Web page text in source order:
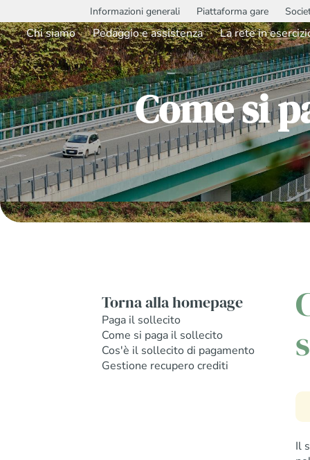
Informazioni generali Piattaforma gare
Chi siamo Pedaggio e assistenza La rete in
Come si
Torna alla homepage
Paga il sollecito
Come si paga il sollecito
Cos'è il sollecito di pagamento
Gestione recupero crediti
Il